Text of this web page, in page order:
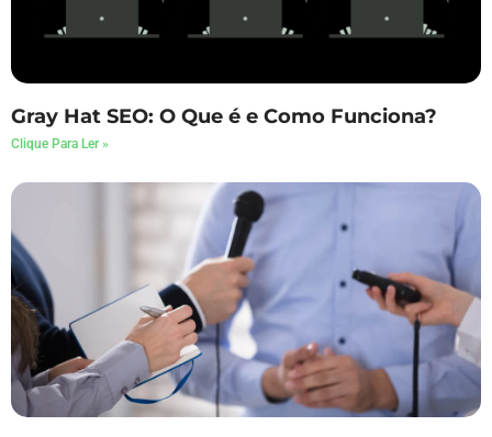
Gray Hat SEO: O Que é e Como Funciona?
Clique Para Ler »